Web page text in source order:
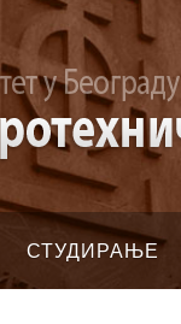
СТУДИРАЊЕ